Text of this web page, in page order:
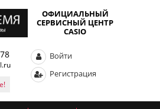
ОФИЦИАЛЬНЫЙ
СЕРВИСНЫЙ ЦЕНТР
CASIO
Войти
Регистрация